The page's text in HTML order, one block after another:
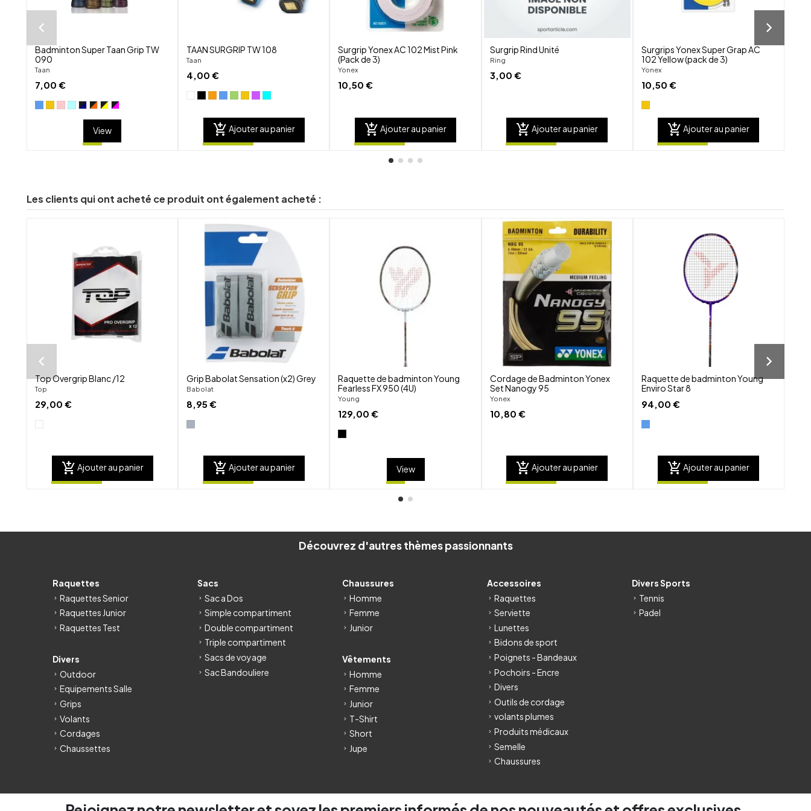
Badminton Super Taan Grip TW
090
Taan
7,00 €
View
TAAN SURGRIP TW 108
Taan
4,00 €
add_shopping_cart Ajouter au panier
Surgrip Yonex AC 102 Mist Pink
(Pack de 3)
Yonex
10,50 €
add_shopping_cart Ajouter au panier
Surgrip Rind Unité
Ring
3,00 €
add_shopping_cart Ajouter au panier
Surgrips Yonex Super Grap AC
102 Yellow (pack de 3)
Yonex
10,50 €
add_shopping_cart Ajouter au panier
Les clients qui ont acheté ce produit ont également acheté :
Top Overgrip Blanc /12
Top
29,00 €
add_shopping_cart Ajouter au panier
Grip Babolat Sensation (x2) Grey
Babolat
8,95 €
add_shopping_cart Ajouter au panier
Raquette de badminton Young
Fearless FX 950 (4U)
Young
129,00 €
View
shuffle
visibility
Cordage de Badminton Yonex
Set Nanogy 95
Yonex
10,80 €
add_shopping_cart Ajouter au panier
Raquette de badminton Young
Enviro Star 8
94,00 €
add_shopping_cart Ajouter au panier
Découvrez d'autres thèmes passionnants
Raquettes
Raquettes Senior
Raquettes Junior
Raquettes Test
Divers
Outdoor
Equipements Salle
Grips
Volants
Cordages
Chaussettes
Sacs
Sac a Dos
Simple compartiment
Double compartiment
Triple compartiment
Sacs de voyage
Sac Bandouliere
Chaussures
Homme
Femme
Junior
Vêtements
Homme
Femme
Junior
T-Shirt
Short
Jupe
Accessoires
Raquettes
Serviette
Lunettes
Bidons de sport
Poignets - Bandeaux
Pochoirs - Encre
Divers
Outils de cordage
volants plumes
Produits médicaux
Semelle
Chaussures
Divers Sports
Tennis
Padel